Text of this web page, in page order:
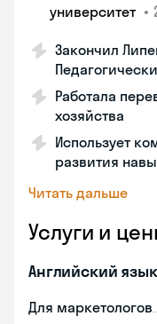
университет •
Закончил
Работала
хозяйства
Использует
развития
Читать дальше
Услуги и
Английский язык
Для маркетологов